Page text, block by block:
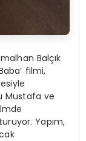
Balçık
filmi,
Mustafa ve
Yapım,